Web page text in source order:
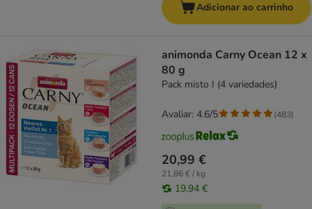
Adicionar ao carrinho
animonda Carny Ocean 12 x
80 g
Pack misto I (4 variedades)
20,99 €
21,86 € / kg
19,94 €
Avaliar: 4.6/5 (483)